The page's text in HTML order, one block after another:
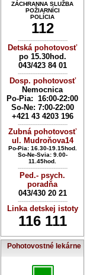
ZÁCHRANNA SLUŽBA
POŽIARNÍCI
POLÍCIA
112
----------------------------
Detská pohotovosť
po 15.30hod.
043/423 84 01
----------------------------
Dosp. pohotovosť
Nemocnica
Po-Pia: 16:00-22:00
So-Ne: 7:00-22:00
+421 43 4203 196
----------------------------
Zubná pohotovosť
ul. Mudroňova14
Po-Pia: 16.30-19.15hod.
So-Ne-Svia: 9.00-
11.45hod.
----------------------------
Ped.- psych.
poradňa
043/430 20 21
----------------------------
Linka detskej istoty
116 111
Pohotovostné lekárne